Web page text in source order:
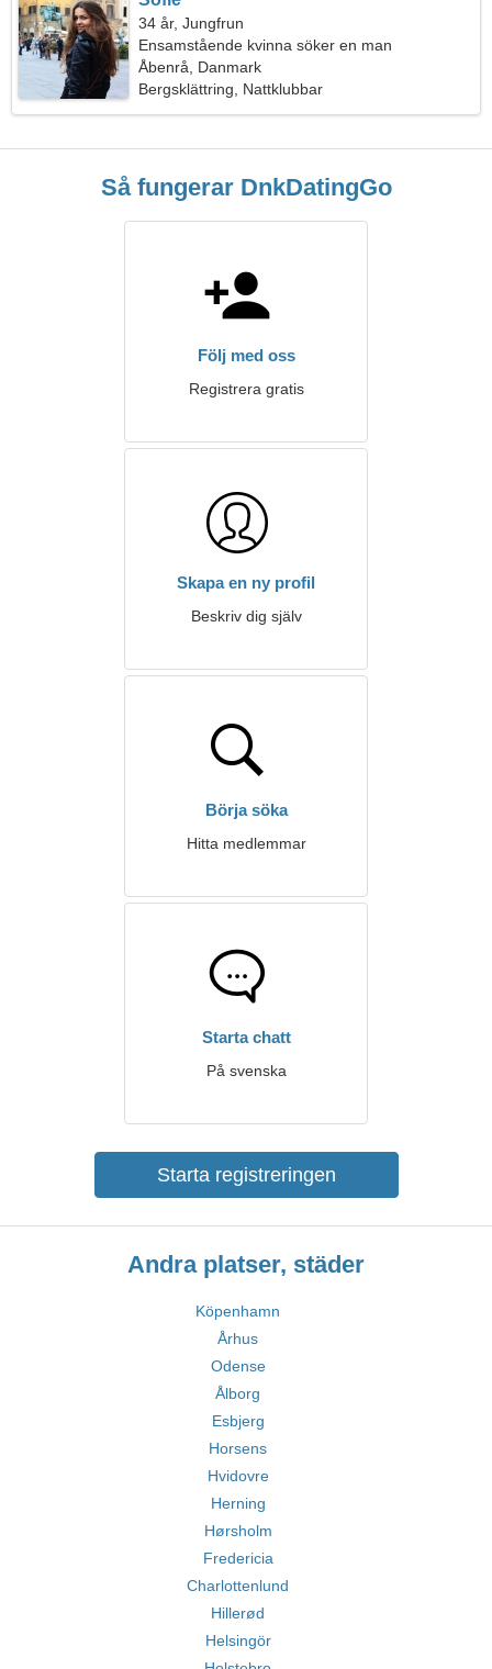
34 år, Jungfrun
Ensamstående kvinna söker en man
Åbenrå, Danmark
Bergsklättring, Nattklubbar
Så fungerar DnkDatingGo
Följ med oss
Registrera gratis
Skapa en ny profil
Beskriv dig själv
Börja söka
Hitta medlemmar
Starta chatt
På svenska
Starta registreringen
Andra platser, städer
Köpenhamn
Århus
Odense
Ålborg
Esbjerg
Horsens
Hvidovre
Herning
Hørsholm
Fredericia
Charlottenlund
Hillerød
Helsingör